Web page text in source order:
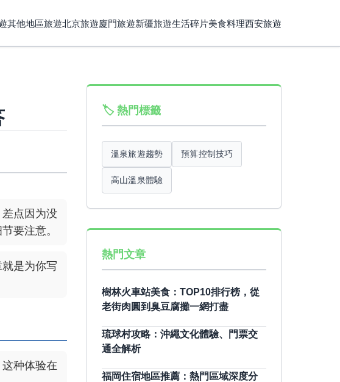
其他地區旅遊北京旅遊廈門旅遊新疆旅遊生活碎片美食料理西安旅遊
点因为没
要注意。
是为你写
种体验在
🏷️ 熱門標籤
溫泉旅遊趨勢 預算控制技巧
高山溫泉體驗
熱門文章
樹林火車站美食：TOP10排行榜，從
老街肉圓到臭豆腐攤一網打盡
琉球村攻略：沖繩文化體驗、門票交
通全解析
福岡住宿地區推薦：熱門區域深度分